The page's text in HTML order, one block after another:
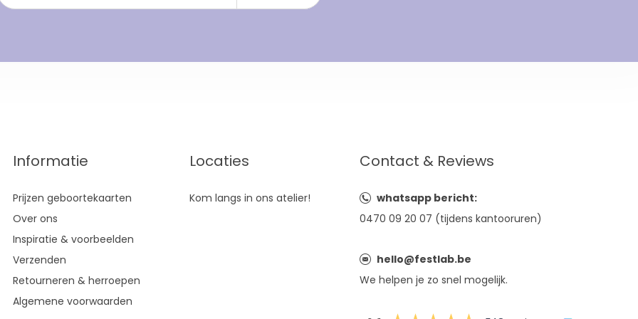
Informatie
Prijzen geboortekaarten
Over ons
Inspiratie & voorbeelden
Verzenden
Retourneren & herroepen
Algemene voorwaarden
Locaties
Kom langs in ons atelier!
Contact & Reviews
whatsapp bericht:
0470 09 20 07 (tijdens kantooruren)
hello@festlab.be
We helpen je zo snel mogelijk.